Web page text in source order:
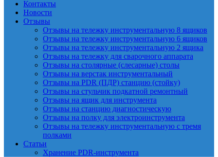
Контакты
Новости
Отзывы
Отзывы на тележку инструментальную 8 ящиков
Отзывы на тележку инструментальную 6 ящиков
Отзывы на тележку инструментальную 2 ящика
Отзывы на тележку для сварочного аппарата
Отзывы на столярные (слесарные) столы
Отзывы на верстак инструментальный
Отзывы на PDR (ПДР) станцию (стойку)
Отзывы на стульчик подкатной ремонтный
Отзывы на ящик для инструмента
Отзывы на станцию диагностическую
Отзывы на полку для электроинструмента
Отзывы на тележку инструментальную с тремя
полками
Статьи
Хранение PDR-инструмента